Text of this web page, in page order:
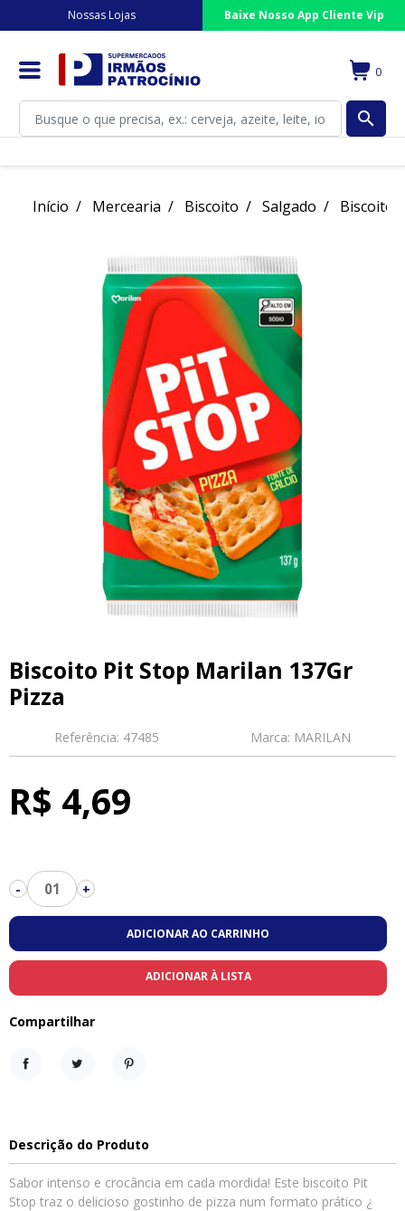
Nossas Lojas Baixe Nosso App Cliente Vip
0
search
Início Mercearia Biscoito Salgado Biscoito
Biscoito Pit Stop Marilan 137Gr
Pizza
Referência: 47485 Marca: MARILAN
R$ 4,69
- 01 +
ADICIONAR AO CARRINHO
ADICIONAR À LISTA
Compartilhar
Descrição do Produto
Sabor intenso e crocância em cada mordida! Este biscoito Pit
Stop traz o delicioso gostinho de pizza num formato prático ¿